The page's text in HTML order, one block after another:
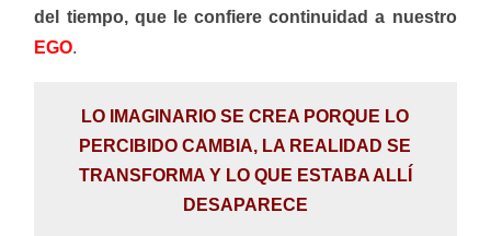
del tiempo, que le confiere continuidad a nuestro
EGO.
LO IMAGINARIO SE CREA PORQUE LO
PERCIBIDO CAMBIA, LA REALIDAD SE
TRANSFORMA Y LO QUE ESTABA ALLÍ
DESAPARECE